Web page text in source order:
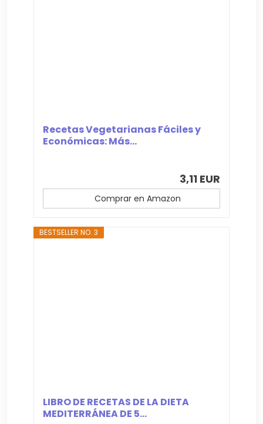
Recetas Vegetarianas Fáciles y
Económicas: Más...
3,11 EUR
Comprar en Amazon
BESTSELLER NO. 3
LIBRO DE RECETAS DE LA DIETA
MEDITERRÁNEA DE 5...